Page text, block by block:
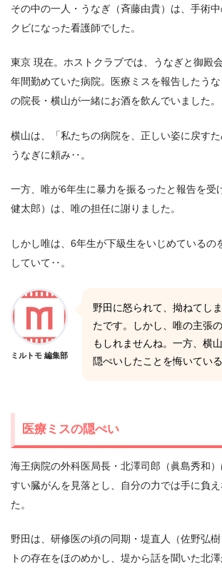
その中の一人・うなぎ（斉藤由貴）は、手術
クビになった看護師でした。
東京 現在。ホストクラブでは、うなぎと御殿
年間勤めていた病院。医療ミスを報告したうな
の院長・横山が一緒にお酒を飲んでいました。
横山は、「私たちの病院を、正しい姿に戻す
うなぎに頼み‥。
一方、唯が6年生に暴力を振るったと報告を受
健太郎）は、唯の担任に謝りました。
しかし唯は、6年生が下級生をいじめているの
していて‥。
ミルトモ 編集部
野田に怒られて、拗ねてし
たです。しかし、唯の主張
もしれませんね。一方、横
隠ぺいしたことを悔いてい
医療ミスの隠ぺい
海王病院の外科医局長・北澤司郎（眞島秀和
すい臓がんを見落とし、自分の力では手に負
た。
野田は、研修医の頃の同期・堤直人（佐野弘
トの存在をほのめかし、堤から話を聞いた北